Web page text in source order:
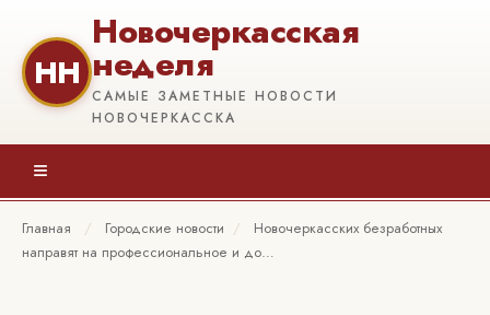
НН
Новочеркасская
неделя
САМЫЕ ЗАМЕТНЫЕ НОВОСТИ
НОВОЧЕРКАССКА
≡
Главная / Городские новости /
Новочеркасских безработных
направят на профессиональное и до…